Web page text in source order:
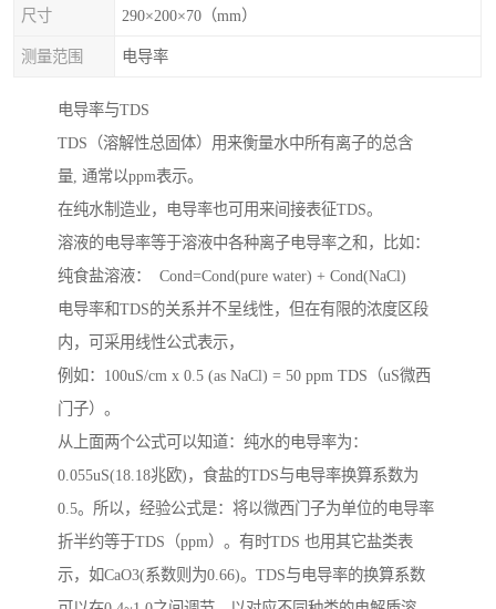
尺寸 290×200×70（mm）
测量范围 电导率
电导率与TDS
TDS（溶解性总固体）用来衡量水中所有离子的总含
量, 通常以ppm表示。
在纯水制造业，电导率也可用来间接表征TDS。
溶液的电导率等于溶液中各种离子电导率之和，比如：
纯食盐溶液： Cond=Cond(pure water) + Cond(NaCl)
电导率和TDS的关系并不呈线性，但在有限的浓度区段
内，可采用线性公式表示，
例如：100uS/cm x 0.5 (as NaCl) = 50 ppm TDS（uS微西
门子）。
从上面两个公式可以知道：纯水的电导率为：
0.055uS(18.18兆欧)，食盐的TDS与电导率换算系数为
0.5。所以，经验公式是：将以微西门子为单位的电导率
折半约等于TDS（ppm）。有时TDS 也用其它盐类表
示，如CaO3(系数则为0.66)。TDS与电导率的换算系数